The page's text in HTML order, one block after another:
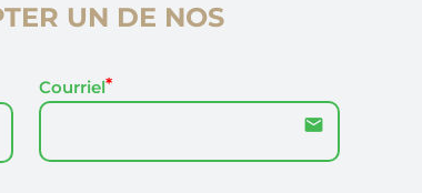
UN DE NOS
Courriel
email